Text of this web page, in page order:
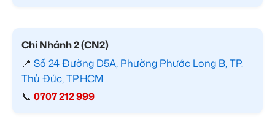
Chi Nhánh 2 (CN2)
📍 Số 24 Đường D5A, Phường Phước Long B, TP.
Thủ Đức, TP.HCM
📞 0707 212 999